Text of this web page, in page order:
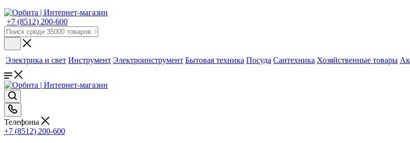
+7 (8512) 200-600
Электрика и свет Инструмент Электроинструмент Бытовая техника Посуда Сантехника Хозяйственные товары
Телефоны
+7 (8512) 200-600